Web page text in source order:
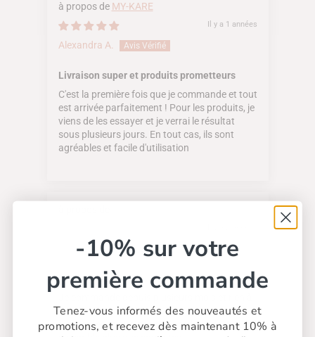
MY-KARE
Il y a 1 années
Alexandra A.
Livraison super et produits prometteurs
C'est la première fois que je commande et tout
est arrivée parfaitement ! Pour les produits, je
viens de les essayer et je verrai le résultat
sous plusieurs jours. En tout cas, ils sont
agréables et facile d'utilisation
Fabienne D.
Produits de qualité
dire, livraison rapide, recommandations
respectées et qualités des produits dans leur
-10% sur votre
première commande
Tenez-vous informés des nouveautés et
promotions, et recevez dès maintenant 10% à